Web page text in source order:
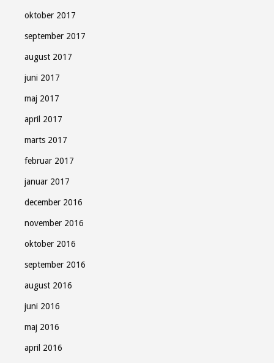
oktober 2017
september 2017
august 2017
juni 2017
maj 2017
april 2017
marts 2017
februar 2017
januar 2017
december 2016
november 2016
oktober 2016
september 2016
august 2016
juni 2016
maj 2016
april 2016